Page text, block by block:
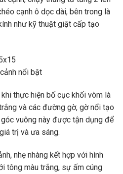
cạnh ô dọc dài, bên trong là
như kỹ thuật giật cấp tạo
nổi bật
thực hiện bố cục khối vòm là
và các đường gờ, gờ nổi tạo
vuông này được tận dụng để
trị và ưa sáng.
nhẹ nhàng kết hợp với hình
tông màu trắng, sự ấm cúng